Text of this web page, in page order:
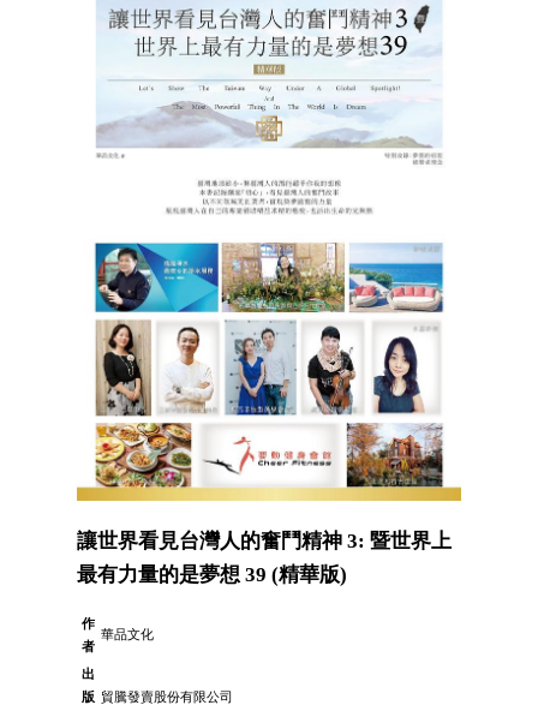
讓世界看見台灣人的奮鬥精神 3: 暨世界上
最有力量的是夢想 39 (精華版)
作
者
華品文化
出
版 貿騰發賣股份有限公司